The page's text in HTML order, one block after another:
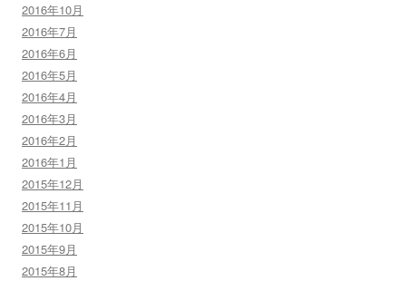
2016年10月
2016年7月
2016年6月
2016年5月
2016年4月
2016年3月
2016年2月
2016年1月
2015年12月
2015年11月
2015年10月
2015年9月
2015年8月